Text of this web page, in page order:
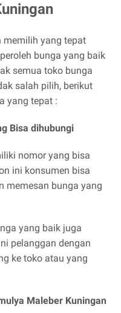
memilih yang tepat
bunga yang baik
semua toko bunga
salah pilih, berikut
yang tepat :
Bisa dihubungi
nomor yang bisa
ini konsumen bisa
memesan bunga yang
yang baik juga
pelanggan dengan
ke toko atau yang
Maleber Kuningan